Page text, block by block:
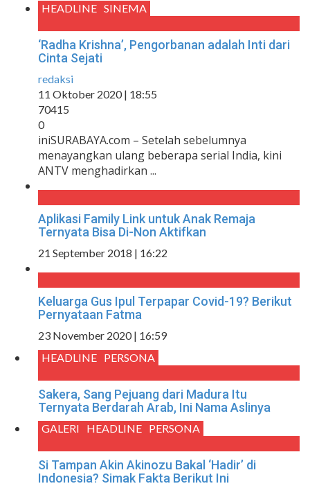
HEADLINE SINEMA
‘Radha Krishna’, Pengorbanan adalah Inti dari
Cinta Sejati
redaksi
11 Oktober 2020 | 18:55
70415
0
iniSURABAYA.com – Setelah sebelumnya
menayangkan ulang beberapa serial India, kini
ANTV menghadirkan ...
Aplikasi Family Link untuk Anak Remaja
Ternyata Bisa Di-Non Aktifkan
21 September 2018 | 16:22
Keluarga Gus Ipul Terpapar Covid-19? Berikut
Pernyataan Fatma
23 November 2020 | 16:59
HEADLINE PERSONA
Sakera, Sang Pejuang dari Madura Itu
Ternyata Berdarah Arab, Ini Nama Aslinya
GALERI HEADLINE PERSONA
Si Tampan Akin Akinozu Bakal ‘Hadir’ di
Indonesia? Simak Fakta Berikut Ini